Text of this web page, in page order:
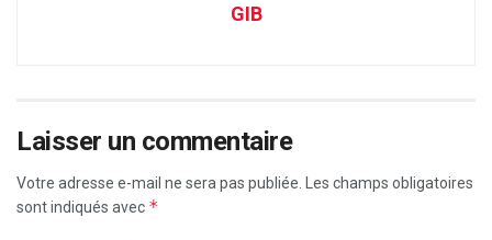
GIB
Laisser un commentaire
Votre adresse e-mail ne sera pas publiée.
Les champs obligatoires
sont indiqués avec *